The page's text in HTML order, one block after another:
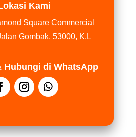
Kami
Square Commercial
Gombak, 53000, K.L
Hubungi di WhatsApp